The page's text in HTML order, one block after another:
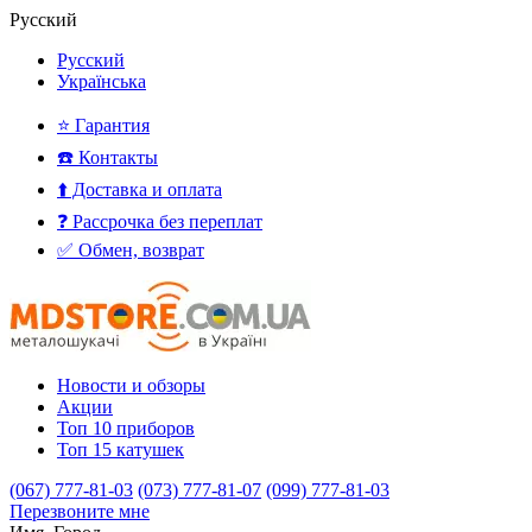
Русский
Русский
Українська
⭐ Гарантия
☎️ Контакты
⬆️ Доставка и оплата
❓ Рассрочка без переплат
✅ Обмен, возврат
Новости и обзоры
Акции
Топ 10 приборов
Топ 15 катушек
(067) 777-81-03 (073) 777-81-07 (099) 777-81-03
Перезвоните мне